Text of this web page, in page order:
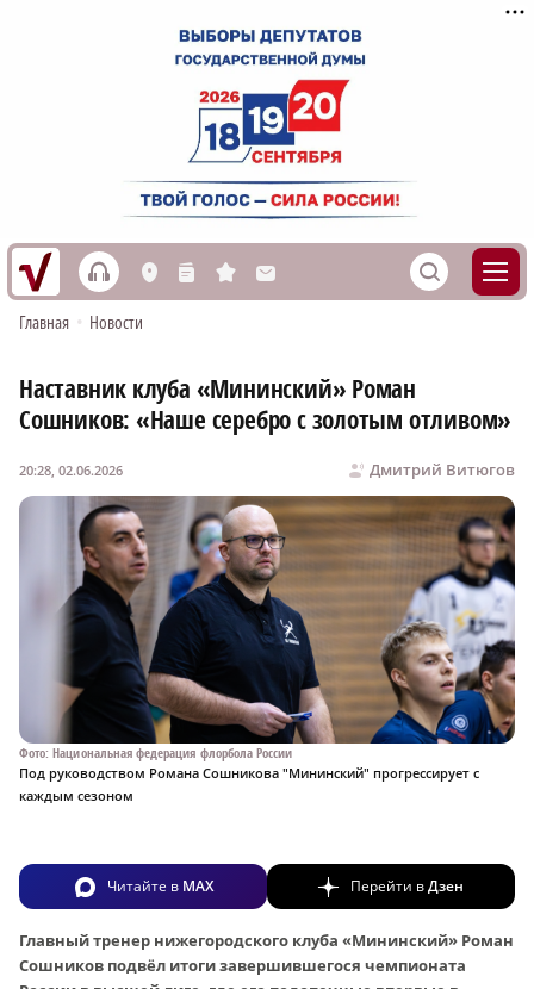
h L n s M S
Главная • Новости
Наставник клуба «Мининский» Роман
Сошников: «Наше серебро с золотым отливом»
Дмитрий Витюгов
20:28, 02.06.2026
Фото: Национальная федерация флорбола России
Под руководством Романа Сошникова "Мининский" прогрессирует с
каждым сезоном
Читайте в MAX Перейти вДзен
Главный тренер нижегородского клуба «Мининский» Роман
Сошников подвёл итоги завершившегося чемпионата